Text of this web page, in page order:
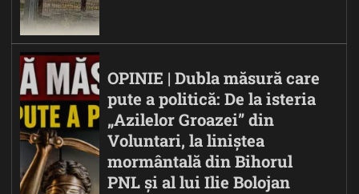
OPINIE | Dubla măsură care
pute a politică: De la isteria
„Azilelor Groazei” din
Voluntari, la liniștea
mormântală din Bihorul
PNL și al lui Ilie Bolojan